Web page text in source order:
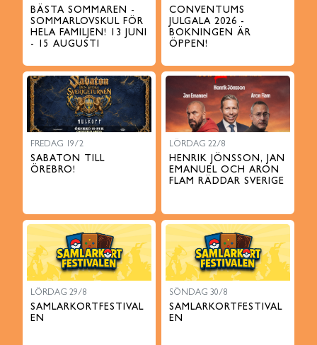
BÄSTA SOMMAREN -
SOMMARLOVSKUL FÖR
HELA FAMILJEN! 13 JUNI
- 15 AUGUSTI
CONVENTUMS
JULGALA 2026 -
BOKNINGEN ÄR
ÖPPEN!
FREDAG 19/2
SABATON TILL
ÖREBRO!
LÖRDAG 22/8
HENRIK JÖNSSON, JAN
EMANUEL OCH ARON
FLAM RÄDDAR SVERIGE
LÖRDAG 29/8
SAMLARKORTFESTIVAL
EN
SÖNDAG 30/8
SAMLARKORTFESTIVAL
EN